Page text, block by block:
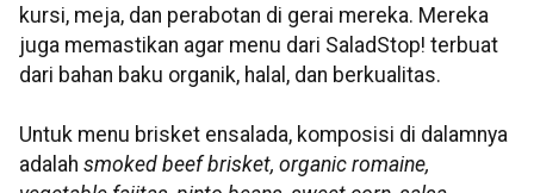
kursi, meja, dan perabotan di gerai mereka. Mereka
juga memastikan agar menu dari SaladStop! terbuat
dari bahan baku organik, halal, dan berkualitas.
Untuk menu brisket ensalada, komposisi di dalamnya
adalah smoked beef brisket, organic romaine,